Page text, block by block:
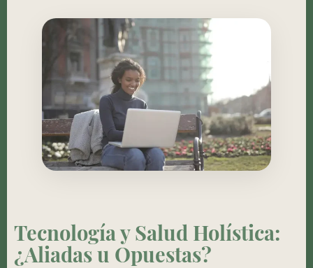
Tecnología y Salud Holística:
¿Aliadas u Opuestas?